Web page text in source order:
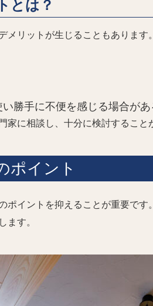
とは？
リットが生じることもあります。
勝手に不便を感じる場合があ
に相談し、十分に検討すること
ポイント
ポイントを抑えることが重要で
ます。